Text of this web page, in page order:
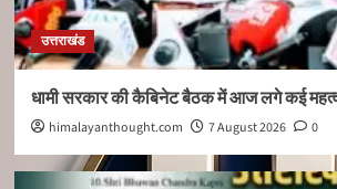
उत्तराखंड
धामी सरकार की कैबिनेट बैठक में आज लगे कई
himalayanthought.com 7 August 2026 0